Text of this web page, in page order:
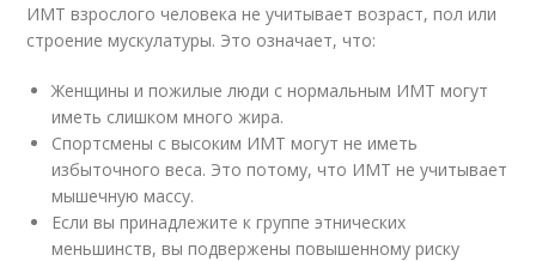
ИМТ взрослого человека не учитывает возраст, пол или
строение мускулатуры. Это означает, что:
Женщины и пожилые люди с нормальным ИМТ могут
иметь слишком много жира.
Спортсмены с высоким ИМТ могут не иметь
избыточного веса. Это потому, что ИМТ не учитывает
мышечную массу.
Если вы принадлежите к группе этнических
меньшинств, вы подвержены повышенному риску